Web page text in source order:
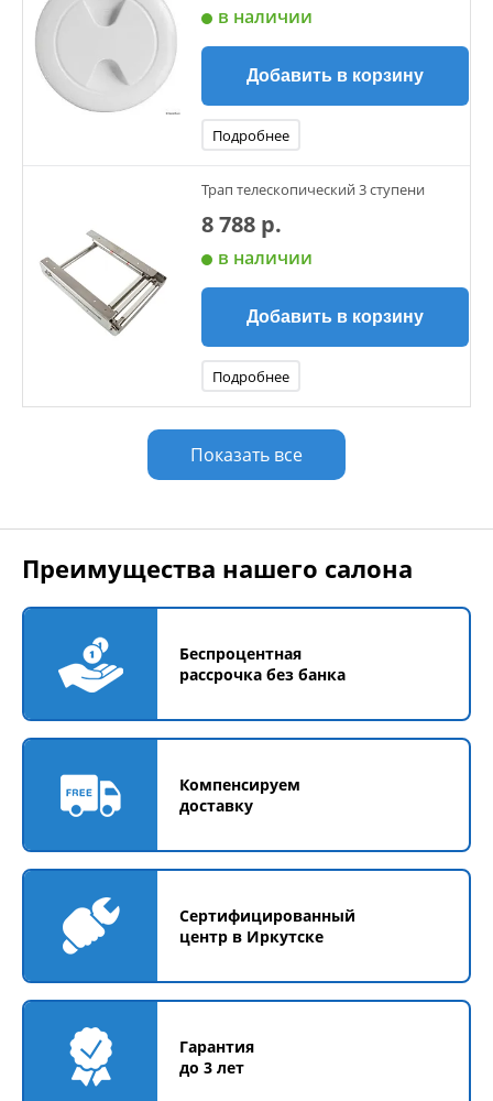
в наличии
Добавить в корзину
Подробнее
Трап телескопический 3 ступени
8 788 р.
в наличии
Добавить в корзину
Подробнее
Показать все
Преимущества нашего салона
Беспроцентная
рассрочка без банка
Компенсируем
доставку
Сертифицированный
центр в Иркутске
Гарантия
до 3 лет